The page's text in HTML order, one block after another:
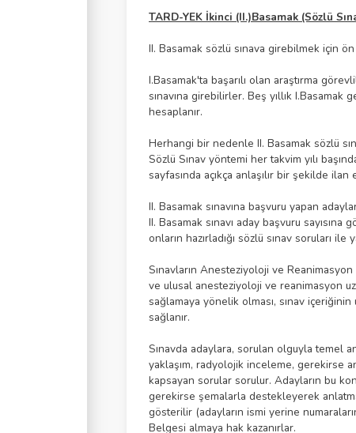
TARD-YEK İkinci (II.)Basamak (Sözlü
II. Basamak sözlü sınava girebilmek için
I.Basamak'ta başarılı olan araştırma
sınavına girebilirler. Beş yıllık
hesaplanır.
Herhangi bir nedenle II. Basamak sözlü
Sözlü Sınav yöntemi her takvim yılı
sayfasında açıkça anlaşılır bir şekilde ilan
II. Basamak sınavına başvuru yapan
II. Basamak sınavı aday başvuru
onların hazırladığı sözlü sınav soruları ile
Sınavların Anesteziyoloji ve
ve ulusal anesteziyoloji ve reanimasyon
sağlamaya yönelik olması, sınav içeriğinin
sağlanır.
Sınavda adaylara, sorulan olguyla temel
yaklaşım, radyolojik inceleme, gerekirse
kapsayan sorular sorulur. Adayların bu
gerekirse şemalarla destekleyerek
gösterilir (adayların ismi yerine
Belgesi almaya hak kazanırlar.